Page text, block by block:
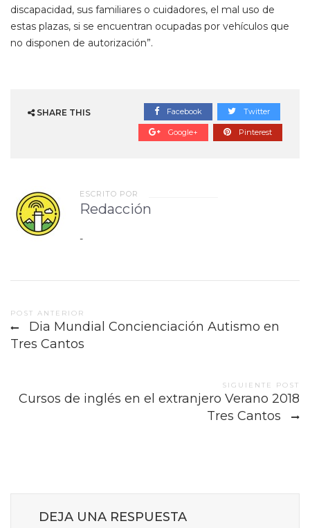
discapacidad, sus familiares o cuidadores, el mal uso de
estas plazas, si se encuentran ocupadas por vehículos que
no disponen de autorización”.
SHARE THIS Facebook Twitter
Google+ Pinterest
ESCRITO POR
Redacción
-
Post
navigation
POST ANTERIOR
Dia Mundial Concienciación Autismo en
Tres Cantos
SIGUIENTE POST
Cursos de inglés en el extranjero Verano 2018
Tres Cantos
DEJA UNA RESPUESTA